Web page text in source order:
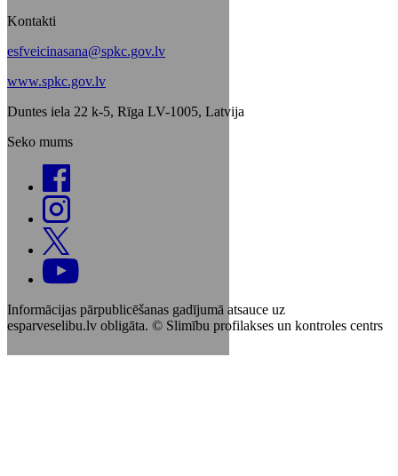
Kontakti
esfveicinasana@spkc.gov.lv
www.spkc.gov.lv
Duntes iela 22 k-5, Rīga LV-1005, Latvija
Seko mums
Informācijas pārpublicēšanas gadījumā atsauce uz
esparveselibu.lv obligāta. © Slimību profilakses un kontroles centrs